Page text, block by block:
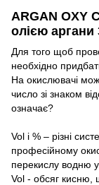
ARGAN OXY
олією аргани
Для того щоб
необхідно
На окислювачі
число зі знаком
означає?
Vol і % – різні
професійному
перекислу водню у
Vol - обсяг кисню,